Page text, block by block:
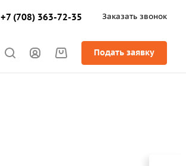
+7 (708) 363-72-35 Заказать звонок
Подать заявку